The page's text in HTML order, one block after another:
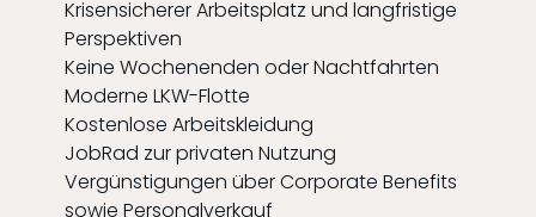
Krisensicherer Arbeitsplatz und langfristige
Perspektiven
Keine Wochenenden oder Nachtfahrten
Moderne LKW-Flotte
Kostenlose Arbeitskleidung
JobRad zur privaten Nutzung
Vergünstigungen über Corporate Benefits
sowie Personalverkauf